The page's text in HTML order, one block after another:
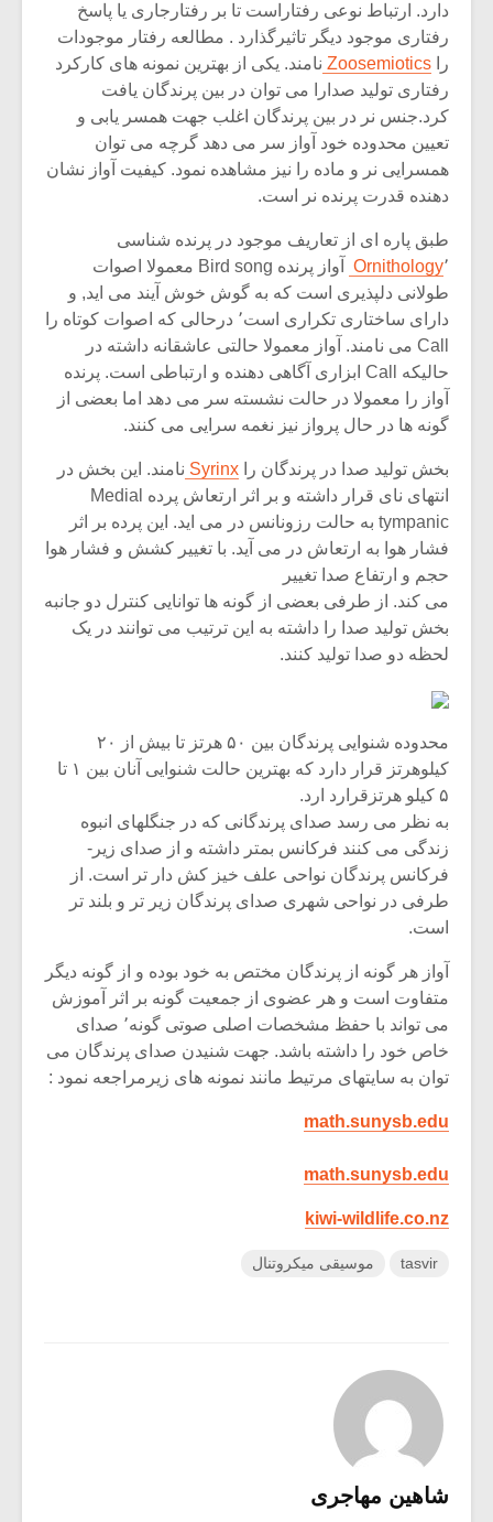
دارد. ارتباط نوعی رفتاراست تا بر رفتارجاری یا پاسخ
رفتاری موجود دیگر تاثیرگذارد . مطالعه رفتار موجودات
را Zoosemiotics نامند. یکی از بهترین نمونه های کارکرد
رفتاری تولید صدارا می توان در بین پرندگان یافت
کرد.جنس نر در بین پرندگان اغلب جهت همسر یابی و
تعیین محدوده خود آواز سر می دهد گرچه می توان
همسرایی نر و ماده را نیز مشاهده نمود. کیفیت آواز نشان
دهنده قدرت پرنده نر است.
طبق پاره ای از تعاریف موجود در پرنده شناسی
Ornithology
٬ آواز پرنده Bird song معمولا اصوات
طولانی دلپذیری است که به گوش خوش آیند می اید, و
دارای ساختاری تکراری است٬ درحالی که اصوات کوتاه را
Call می نامند. آواز معمولا حالتی عاشقانه داشته در
حالیکه Call ابزاری آگاهی دهنده و ارتباطی است. پرنده
آواز را معمولا در حالت نشسته سر می دهد اما بعضی از
گونه ها در حال پرواز نیز نغمه سرایی می کنند.
بخش تولید صدا در پرندگان را Syrinx نامند. این بخش در
انتهای نای قرار داشته و بر اثر ارتعاش پرده Medial
tympanic به حالت رزونانس در می اید. این پرده بر اثر
فشار هوا به ارتعاش در می آید. با تغییر کشش و فشار هوا
حجم و ارتفاع صدا تغییر
می کند. از طرفی بعضی از گونه ها توانایی کنترل دو جانبه
بخش تولید صدا را داشته به این ترتیب می توانند در یک
لحظه دو صدا تولید کنند.
محدوده شنوایی پرندگان بین ۵۰ هرتز تا بیش از ۲۰
کیلوهرتز قرار دارد که بهترین حالت شنوایی آنان بین ۱ تا
۵ کیلو هرتزقرارد ارد.
به نظر می رسد صدای پرندگانی که در جنگلهای انبوه
زندگی می کنند فرکانس بمتر داشته و از صدای زیر-
فرکانس پرندگان نواحی علف خیز کش دار تر است. از
طرفی در نواحی شهری صدای پرندگان زیر تر و بلند تر
است.
آواز هر گونه از پرندگان مختص به خود بوده و از گونه دیگر
متفاوت است و هر عضوی از جمعیت گونه بر اثر آموزش
می تواند با حفظ مشخصات اصلی صوتی گونه٬ صدای
خاص خود را داشته باشد. جهت شنیدن صدای پرندگان می
توان به سایتهای مرتیط مانند نمونه های زیرمراجعه نمود :
math.sunysb.edu
math.sunysb.edu
kiwi-wildlife.co.nz
tasvir موسیقی میکروتنال
شاهین مهاجری